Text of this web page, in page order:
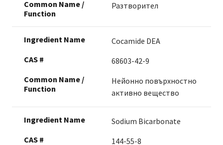
Разтворител
Cocamide DEA
68603-42-9
Нейонно повърхностно
активно вещество
Sodium Bicarbonate
144-55-8